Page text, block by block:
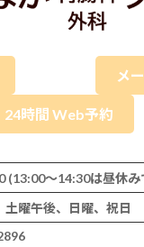
メ
24時間 Web予約
(13:00～14:30は昼休み
土曜午後、日曜、祝日